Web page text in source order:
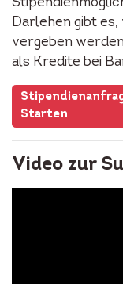
Darlehen gibt
vergeben
als Kredite bei
Starten
Video zur